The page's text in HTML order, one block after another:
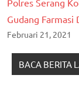
Gudang Farmasi
Februari 21, 2021
BACA BERITA